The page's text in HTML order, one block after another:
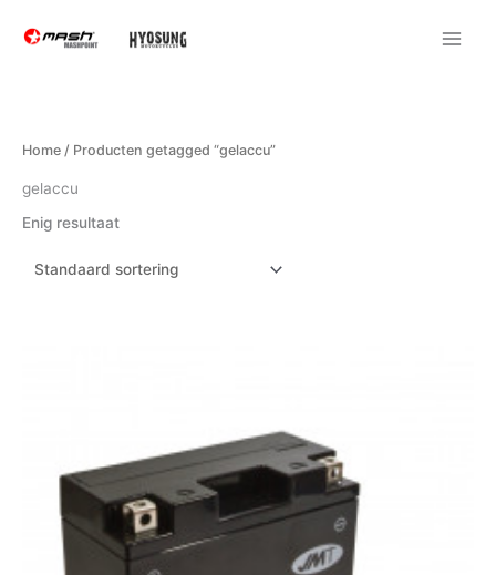
naar
Home / Producten getagged “gelaccu”
gelaccu
Enig resultaat